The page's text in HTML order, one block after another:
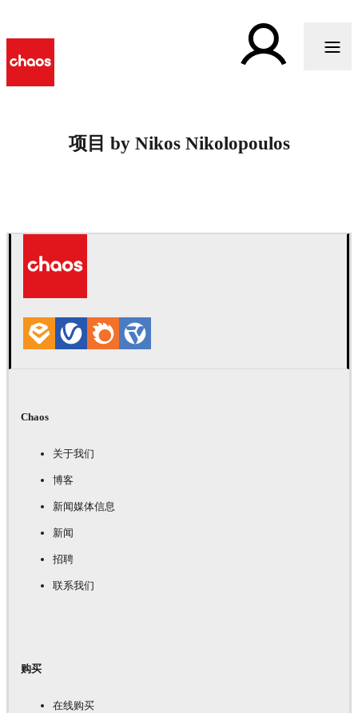
项目 by Nikos Nikolopoulos
Chaos
关于我们
博客
新闻媒体信息
新闻
招聘
联系我们
购买
在线购买